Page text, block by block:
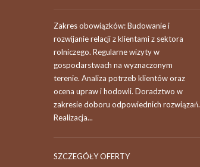
Zakres obowiązków: Budowanie i
rozwijanie relacji z klientami z sektora
rolniczego. Regularne wizyty w
gospodarstwach na wyznaczonym
terenie. Analiza potrzeb klientów oraz
ocena upraw i hodowli. Doradztwo w
zakresie doboru odpowiednich rozwiązań.
Realizacja...
SZCZEGÓŁY OFERTY